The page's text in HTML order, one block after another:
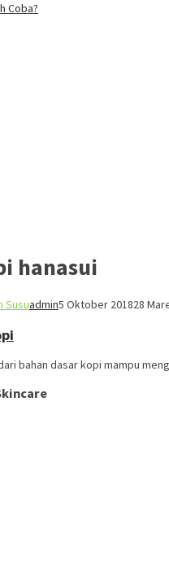
Coba?
hanasui
Susuadmin5 Oktober 201828
bahan dasar kopi mampu